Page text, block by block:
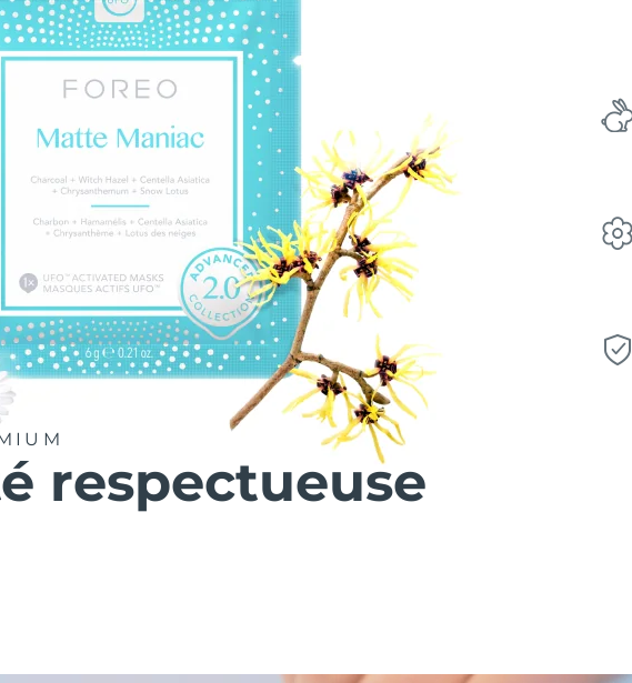
respectueuse